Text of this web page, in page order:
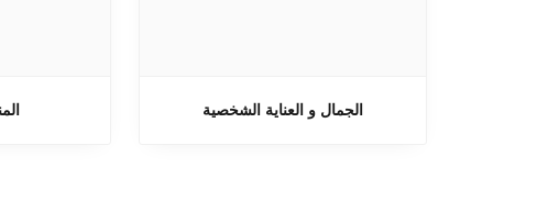
الجمال و العناية الشخصية